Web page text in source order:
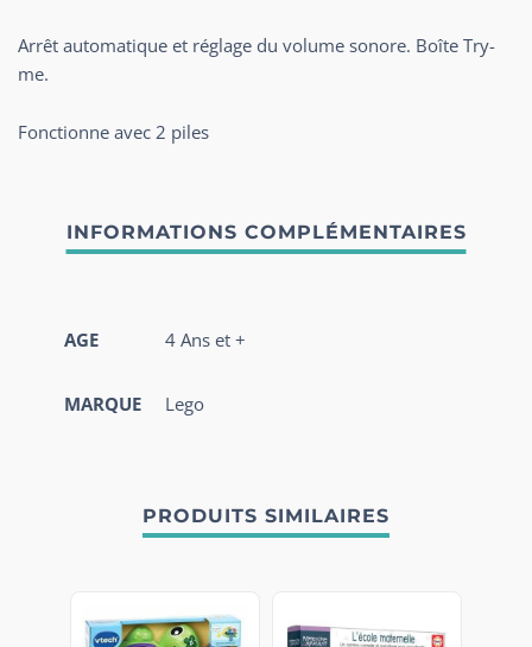
Arrêt automatique et réglage du volume sonore. Boîte Try-
me.
Fonctionne avec 2 piles
AGE 4 Ans et +
MARQUE Lego
PRODUITS SIMILAIRES